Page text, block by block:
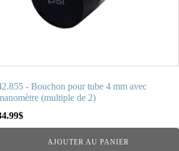
- Bouchon pour tube 4 mm avec
(multiple de 2)
$
AJOUTER AU PANIER